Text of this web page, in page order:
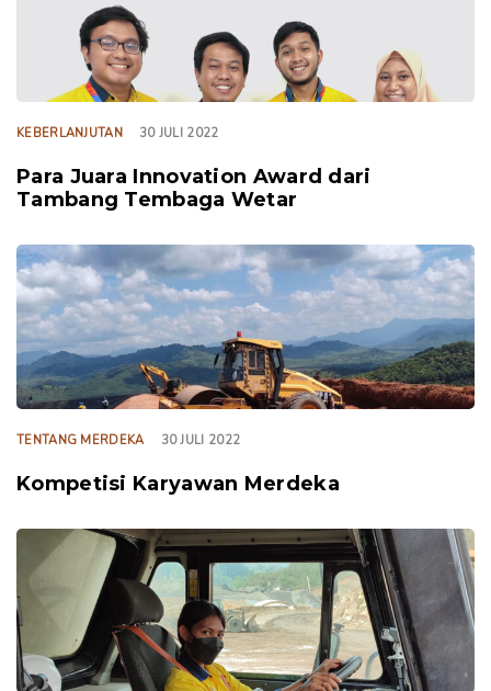
KEBERLANJUTAN 30 JULI 2022
Para Juara Innovation Award dari
Tambang Tembaga Wetar
TAGS
TENTANG MERDEKA 30 JULI 2022
Kompetisi Karyawan Merdeka